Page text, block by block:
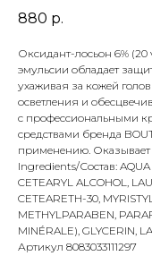
880 р.
Оксидант-лосьон 6%
эмульсии обладает
ухаживая за кожей
осветления и
с профессиональными
средствами бренда
применению.
Ingredients/Состав:
CETEARYL ALCOHOL,
CETEARETH-30,
METHYLPARABEN,
MINÉRALE), GLYCERIN,
Артикул 8083033111297